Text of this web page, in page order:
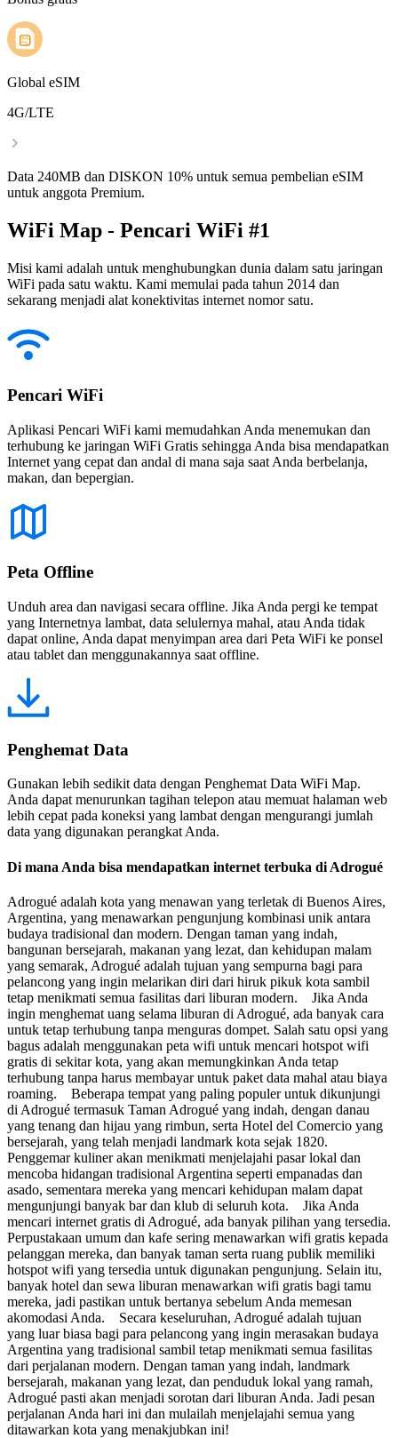
Global eSIM
4G/LTE
Data 240MB dan DISKON 10% untuk semua pembelian eSIM
untuk anggota Premium.
WiFi Map - Pencari WiFi #1
Misi kami adalah untuk menghubungkan dunia dalam satu jaringan
WiFi pada satu waktu. Kami memulai pada tahun 2014 dan
sekarang menjadi alat konektivitas internet nomor satu.
Pencari WiFi
Aplikasi Pencari WiFi kami memudahkan Anda menemukan dan
terhubung ke jaringan WiFi Gratis sehingga Anda bisa mendapatkan
Internet yang cepat dan andal di mana saja saat Anda berbelanja,
makan, dan bepergian.
Peta Offline
Unduh area dan navigasi secara offline. Jika Anda pergi ke tempat
yang Internetnya lambat, data selulernya mahal, atau Anda tidak
dapat online, Anda dapat menyimpan area dari Peta WiFi ke ponsel
atau tablet dan menggunakannya saat offline.
Penghemat Data
Gunakan lebih sedikit data dengan Penghemat Data WiFi Map.
Anda dapat menurunkan tagihan telepon atau memuat halaman web
lebih cepat pada koneksi yang lambat dengan mengurangi jumlah
data yang digunakan perangkat Anda.
Di mana Anda bisa mendapatkan internet terbuka di Adrogué
Adrogué adalah kota yang menawan yang terletak di Buenos Aires,
Argentina, yang menawarkan pengunjung kombinasi unik antara
budaya tradisional dan modern. Dengan taman yang indah,
bangunan bersejarah, makanan yang lezat, dan kehidupan malam
yang semarak, Adrogué adalah tujuan yang sempurna bagi para
pelancong yang ingin melarikan diri dari hiruk pikuk kota sambil
tetap menikmati semua fasilitas dari liburan modern. Jika Anda
ingin menghemat uang selama liburan di Adrogué, ada banyak cara
untuk tetap terhubung tanpa menguras dompet. Salah satu opsi yang
bagus adalah menggunakan peta wifi untuk mencari hotspot wifi
gratis di sekitar kota, yang akan memungkinkan Anda tetap
terhubung tanpa harus membayar untuk paket data mahal atau biaya
roaming. Beberapa tempat yang paling populer untuk dikunjungi
di Adrogué termasuk Taman Adrogué yang indah, dengan danau
yang tenang dan hijau yang rimbun, serta Hotel del Comercio yang
bersejarah, yang telah menjadi landmark kota sejak 1820.
Penggemar kuliner akan menikmati menjelajahi pasar lokal dan
mencoba hidangan tradisional Argentina seperti empanadas dan
asado, sementara mereka yang mencari kehidupan malam dapat
mengunjungi banyak bar dan klub di seluruh kota. Jika Anda
mencari internet gratis di Adrogué, ada banyak pilihan yang tersedia.
Perpustakaan umum dan kafe sering menawarkan wifi gratis kepada
pelanggan mereka, dan banyak taman serta ruang publik memiliki
hotspot wifi yang tersedia untuk digunakan pengunjung. Selain itu,
banyak hotel dan sewa liburan menawarkan wifi gratis bagi tamu
mereka, jadi pastikan untuk bertanya sebelum Anda memesan
akomodasi Anda. Secara keseluruhan, Adrogué adalah tujuan
yang luar biasa bagi para pelancong yang ingin merasakan budaya
Argentina yang tradisional sambil tetap menikmati semua fasilitas
dari perjalanan modern. Dengan taman yang indah, landmark
bersejarah, makanan yang lezat, dan penduduk lokal yang ramah,
Adrogué pasti akan menjadi sorotan dari liburan Anda. Jadi pesan
perjalanan Anda hari ini dan mulailah menjelajahi semua yang
ditawarkan kota yang menakjubkan ini!